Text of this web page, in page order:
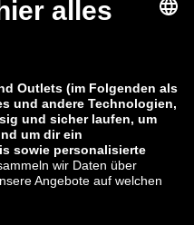
zalando-lounge.dk
zalando-lounge.cz
zalando-lounge.sk
zalando-lounge.hr